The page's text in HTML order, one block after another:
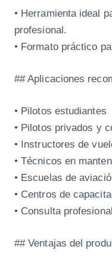
• Herramienta ideal
profesional.
• Formato práctico
## Aplicaciones
• Pilotos estudiantes
• Pilotos privados y
• Instructores de
• Técnicos en
• Escuelas de
• Centros de
• Consulta
## Ventajas del